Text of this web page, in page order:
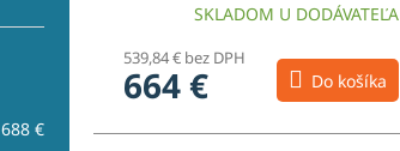
688 €
SKLADOM U DODÁVATEĽA
539,84 € bez DPH
664 € Do košíka